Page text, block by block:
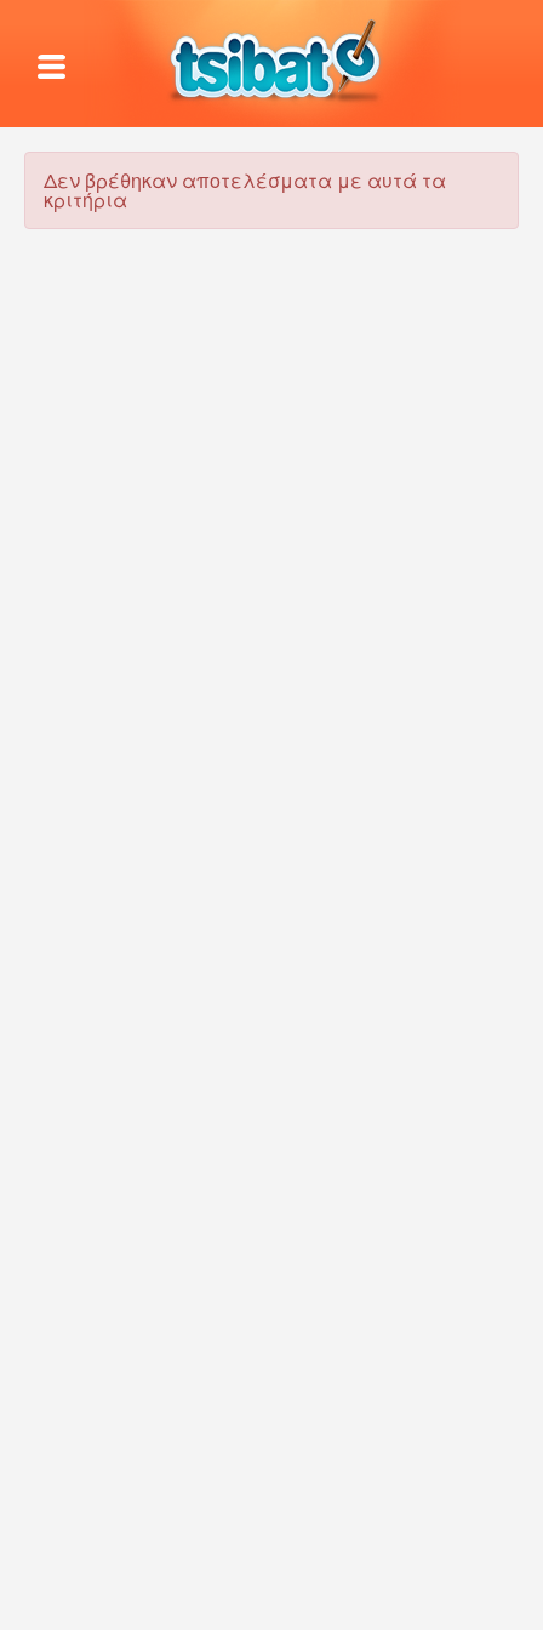
Δεν βρέθηκαν αποτελέσματα με αυτά τα
κριτήρια